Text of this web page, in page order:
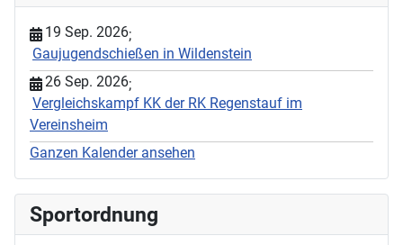
19 Sep. 2026;
Gaujugendschießen in Wildenstein
26 Sep. 2026;
Vergleichskampf KK der RK Regenstauf im
Vereinsheim
Ganzen Kalender ansehen
Sportordnung